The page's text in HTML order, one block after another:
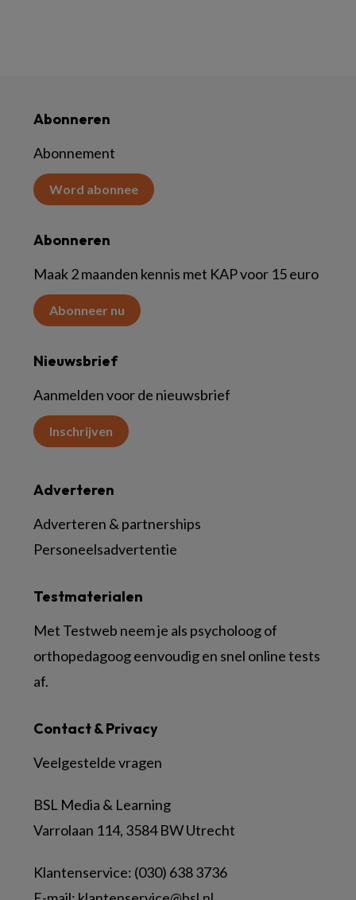
Abonneren
Abonnement
Word abonnee
Abonneren
Maak 2 maanden kennis met KAP voor 15 euro
Abonneer nu
Nieuwsbrief
Aanmelden voor de nieuwsbrief
Inschrijven
Contact & Privacy
Veelgestelde vragen
BSL Media & Learning
Varrolaan 114, 3584 BW Utrecht
Klantenservice: (030) 638 3736
Testmaterialen
Met Testweb neem je als psycholoog of
orthopedagoog eenvoudig en snel online tests
af.
Adverteren
Adverteren & partnerships
Personeelsadvertentie